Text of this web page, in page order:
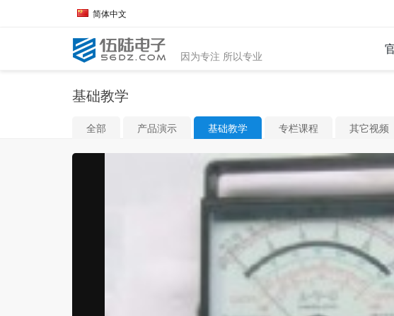
简体中文
因为专注 所以专业
基础教学
全部 产品演示 基础教学 专栏课程 其它视频